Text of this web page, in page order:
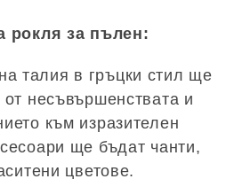
рокля за пълен:
талия в гръцки стил ще
несъвършенствата и
към изразителен
ще бъдат чанти,
цветове.